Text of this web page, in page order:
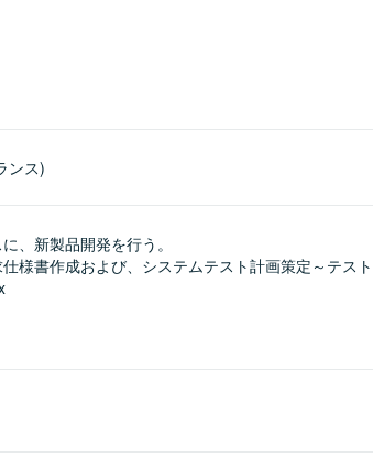
ンス)
、新製品開発を行う。
様書作成および、システムテスト計画策定～テス